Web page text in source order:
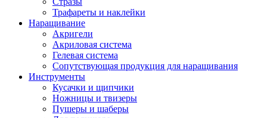
Трафареты и наклейки
Наращивание
Акригели
Акриловая система
Гелевая система
Сопутствующая продукция для наращивания
Инструменты
Кусачки и щипчики
Ножницы и твизеры
Пушеры и шаберы